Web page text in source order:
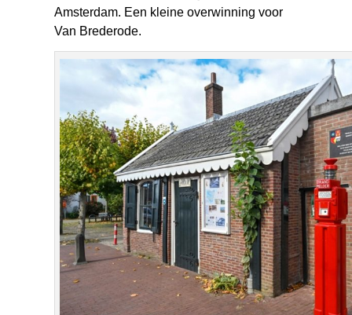
Amsterdam. Een kleine overwinning voor
Van Brederode.